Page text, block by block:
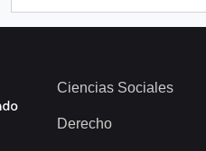
Ciencias Sociales
Derecho